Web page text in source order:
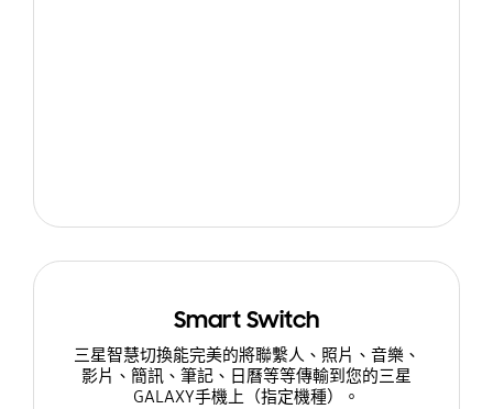
Smart Switch
三星智慧切換能完美的將聯繫人、照片、音樂、
影片、簡訊、筆記、日曆等等傳輸到您的三星
GALAXY手機上（指定機種）。